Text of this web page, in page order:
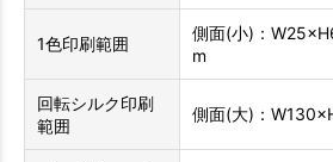
1色印刷範囲
側面(小)：
m
回転シルク印刷
範囲
側面(大)：